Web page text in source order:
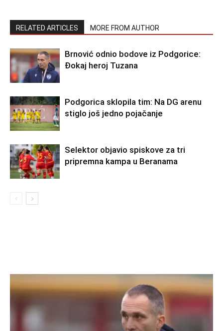
RELATED ARTICLES MORE FROM AUTHOR
Brnović odnio bodove iz Podgorice:
Đokaj heroj Tuzana
Podgorica sklopila tim: Na DG arenu
stiglo još jedno pojačanje
Selektor objavio spiskove za tri
pripremna kampa u Beranama